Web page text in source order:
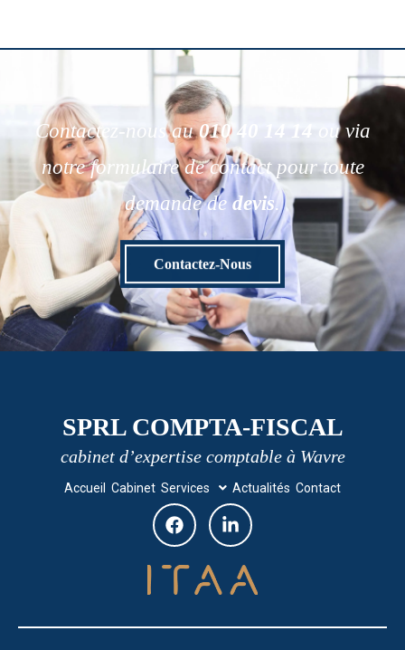
Contactez-nous au010 40 14 14
ou via
notre formulaire de contact pour toute
demande de devis.
Contactez-Nous
SPRL COMPTA-FISCAL
cabinet d’expertise comptable à Wavre
Accueil Cabinet Services Actualités Contact